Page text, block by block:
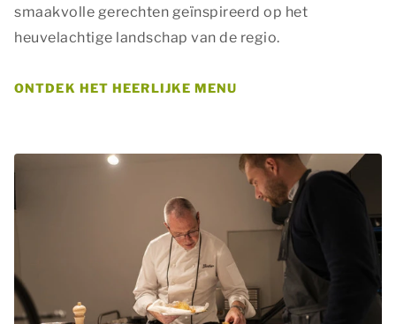
smaakvolle gerechten geïnspireerd op het
heuvelachtige landschap van de regio.
ONTDEK HET HEERLIJKE MENU
OPSLAAN ALLES ACCEPTEREN